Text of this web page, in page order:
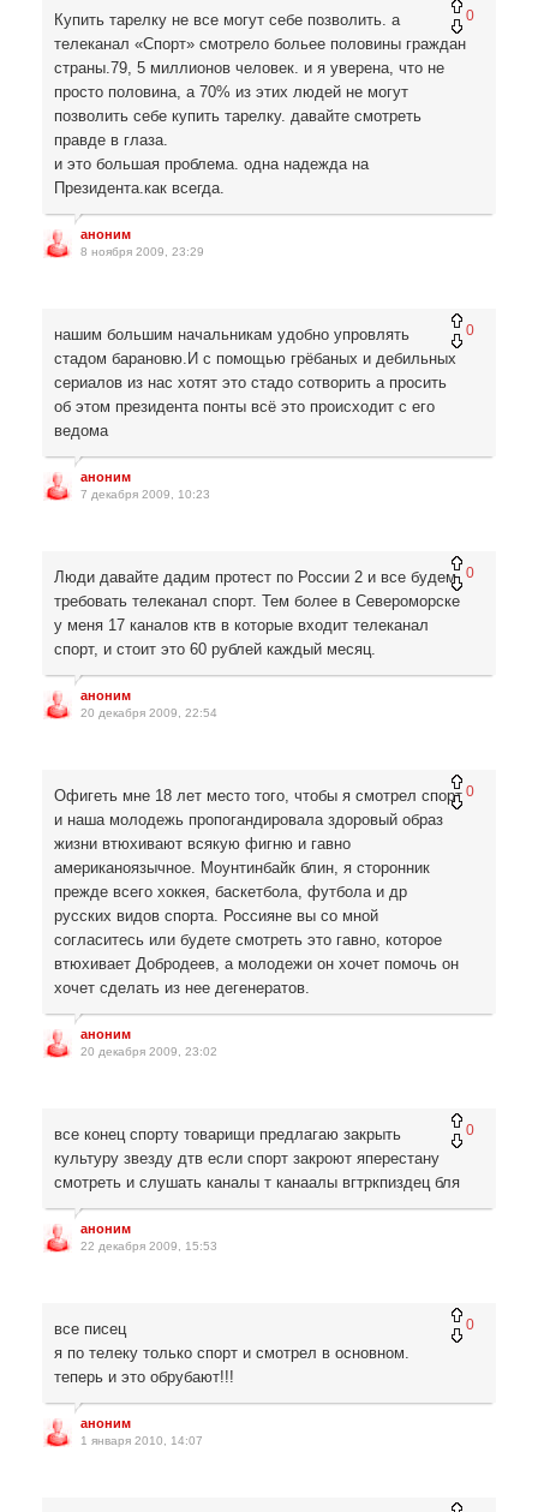
0
Купить тарелку не все могут себе позволить. а
телеканал «Спорт» смотрело больее половины граждан
страны.79, 5 миллионов человек. и я уверена, что не
просто половина, а 70% из этих людей не могут
позволить себе купить тарелку. давайте смотреть
правде в глаза.
и это большая проблема. одна надежда на
Президента.как всегда.
аноним
8 ноября 2009, 23:29
0
нашим большим начальникам удобно упровлять
стадом барановю.И с помощью грёбаных и дебильных
сериалов из нас хотят это стадо сотворить а просить
об этом президента понты всё это происходит с его
ведома
аноним
7 декабря 2009, 10:23
0
Люди давайте дадим протест по России 2 и все будем
требовать телеканал спорт. Тем более в Североморске
у меня 17 каналов ктв в которые входит телеканал
спорт, и стоит это 60 рублей каждый месяц.
аноним
20 декабря 2009, 22:54
0
Офигеть мне 18 лет место того, чтобы я смотрел спорт
и наша молодежь пропогандировала здоровый образ
жизни втюхивают всякую фигню и гавно
американоязычное. Моунтинбайк блин, я сторонник
прежде всего хоккея, баскетбола, футбола и др
русских видов спорта. Россияне вы со мной
согласитесь или будете смотреть это гавно, которое
втюхивает Добродеев, а молодежи он хочет помочь он
хочет сделать из нее дегенератов.
аноним
20 декабря 2009, 23:02
0
все конец спорту товарищи предлагаю закрыть
культуру звезду дтв если спорт закроют яперестану
смотреть и слушать каналы т канаалы вгтркпиздец бля
аноним
22 декабря 2009, 15:53
0
все писец
я по телеку только спорт и смотрел в основном.
теперь и это обрубают!!!
аноним
1 января 2010, 14:07